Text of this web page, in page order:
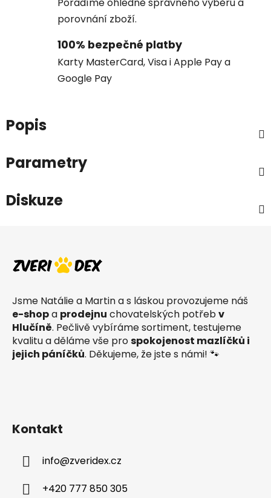
Poradíme ohledně správného výběru a
porovnání zboží.
100% bezpečné platby
Karty MasterCard, Visa i Apple Pay a
Google Pay
Popis
Parametry
Diskuze
Jsme Natálie a Martin a s láskou provozujeme náš
e-shopa prodejnu chovatelských potřebv
Hlučíně. Pečlivě vybíráme sortiment, testujeme
kvalitu a děláme vše prospokojenost mazlíčků i
jejich páníčků. Děkujeme, že jste s námi! 🐾
Kontakt
info@zveridex.cz
+420 777 850 305